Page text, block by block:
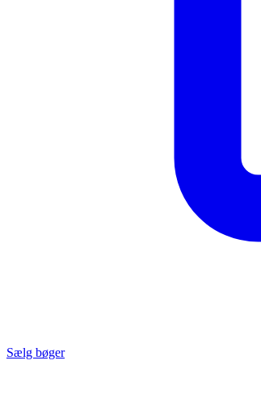
Sælg bøger